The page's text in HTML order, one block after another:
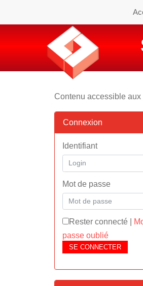
Contenu accessible
Connexion
Identifiant
Mot de passe
Rester connecté
passe oublié
SE CONNECTER